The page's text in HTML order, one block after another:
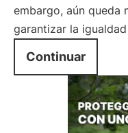
embargo, aún queda
garantizar la
Continuar